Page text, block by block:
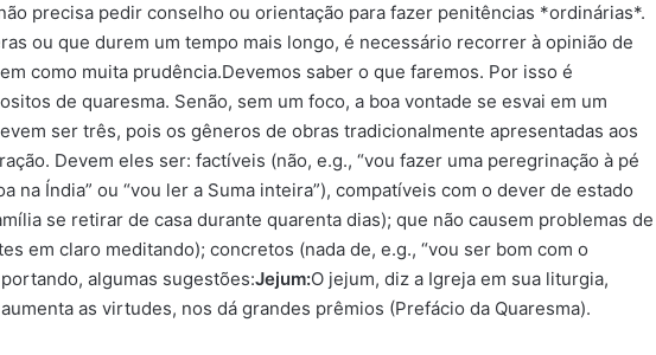
precisa pedir conselho ou orientação para fazer penitências *ordinárias*.
ou que durem um tempo mais longo, é necessário recorrer à opinião de
como muita prudência.Devemos saber o que faremos. Por isso é
de quaresma. Senão, sem um foco, a boa vontade se esvai em um
ser três, pois os gêneros de obras tradicionalmente apresentadas aos
Devem eles ser: factíveis (não, e.g., “vou fazer uma peregrinação à pé
na Índia” ou “vou ler a Suma inteira”), compatíveis com o dever de estado
se retirar de casa durante quarenta dias); que não causem problemas de
em claro meditando); concretos (nada de, e.g., “vou ser bom com o
algumas sugestões:Jejum:O jejum, diz a Igreja em sua liturgia,
as virtudes, nos dá grandes prêmios (Prefácio da Quaresma).